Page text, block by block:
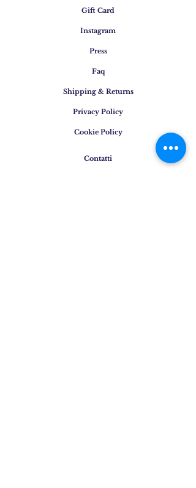
Gift Card
Instagram
Press
Faq
Shipping & Returns
Privacy Policy
Cookie Policy
Contatti